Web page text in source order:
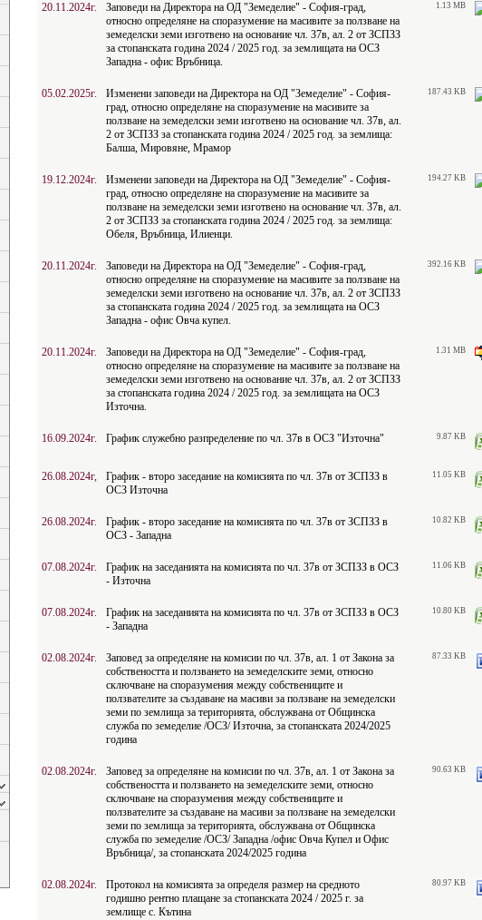
20.11.2024г.
Заповеди на Директора на ОД "Земеделие" - София-град,
относно определяне на споразумение на масивите за ползване на
земеделски земи изготвено на основание чл. 37в, ал. 2 от ЗСПЗЗ
за стопанската година 2024 / 2025 год. за землищата на ОСЗ
Западна - офис Връбница.
1.13 MB
05.02.2025г.
Изменени заповеди на Директора на ОД "Земеделие" - София-
град, относно определяне на споразумение на масивите за
ползване на земеделски земи изготвено на основание чл. 37в, ал.
2 от ЗСПЗЗ за стопанската година 2024 / 2025 год. за землища:
Балша, Мировяне, Мрамор
187.43 KB
19.12.2024г.
Изменени заповеди на Директора на ОД "Земеделие" - София-
град, относно определяне на споразумение на масивите за
ползване на земеделски земи изготвено на основание чл. 37в, ал.
2 от ЗСПЗЗ за стопанската година 2024 / 2025 год. за землища:
Обеля, Връбница, Илиенци.
194.27 KB
20.11.2024г.
Заповеди на Директора на ОД "Земеделие" - София-град,
относно определяне на споразумение на масивите за ползване на
земеделски земи изготвено на основание чл. 37в, ал. 2 от ЗСПЗЗ
за стопанската година 2024 / 2025 год. за землищата на ОСЗ
Западна - офис Овча купел.
392.16 KB
20.11.2024г.
Заповеди на Директора на ОД "Земеделие" - София-град,
относно определяне на споразумение на масивите за ползване на
земеделски земи изготвено на основание чл. 37в, ал. 2 от ЗСПЗЗ
за стопанската година 2024 / 2025 год. за землищата на ОСЗ
Източна.
1.31 MB
16.09.2024г. График служебно разпределение по чл. 37в в ОСЗ "Източна" 9.87 KB
26.08.2024г,
График - второ заседание на комисията по чл. 37в от ЗСПЗЗ в
ОСЗ Източна
11.05 KB
26.08.2024г.
График - второ заседание на комисията по чл. 37в от ЗСПЗЗ в
ОСЗ - Западна
10.82 KB
07.08.2024г.
График на заседанията на комисията по чл. 37в от ЗСПЗЗ в ОСЗ
- Източна
11.06 KB
07.08.2024г.
График на заседанията на комисията по чл. 37в от ЗСПЗЗ в ОСЗ
- Западна
10.80 KB
02.08.2024г.
Заповед за определяне на комисии по чл. 37в, ал. 1 от Закона за
собствеността и ползването на земеделските земи, относно
сключване на споразумения между собствениците и
ползвателите за създаване на масиви за ползване на земеделски
земи по землища за територията, обслужвана от Общинска
служба по земеделие /ОСЗ/ Източна, за стопанската 2024/2025
година
87.33 KB
02.08.2024г.
Заповед за определяне на комисии по чл. 37в, ал. 1 от Закона за
собствеността и ползването на земеделските земи, относно
сключване на споразумения между собствениците и
ползвателите за създаване на масиви за ползване на земеделски
земи по землища за територията, обслужвана от Общинска
служба по земеделие /ОСЗ/ Западна /офис Овча Купел и Офис
Връбница/, за стопанската 2024/2025 година
90.63 KB
02.08.2024г.
Протокол на комисията за определя размер на средното
годишно рентно плащане за стопанската 2024 / 2025 г. за
землище с. Кътина
80.97 KB